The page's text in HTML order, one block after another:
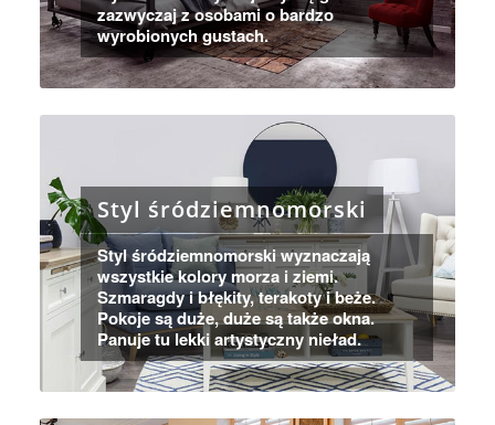
zazwyczaj z osobami o bardzo
wyrobionych gustach.
Styl śródziemnomorski
Styl śródziemnomorski wyznaczają
wszystkie kolory morza i ziemi.
Szmaragdy i błękity, terakoty i beże.
Pokoje są duże, duże są także okna.
Panuje tu lekki artystyczny nieład.